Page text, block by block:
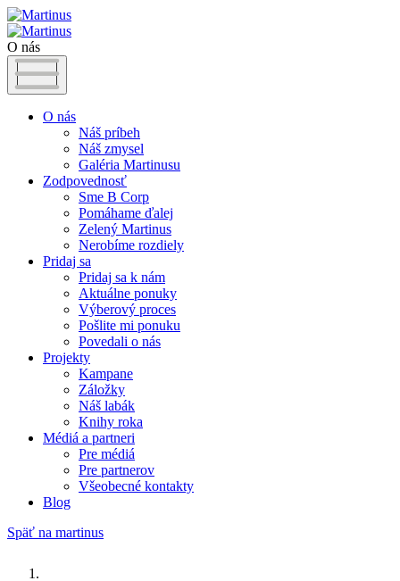
O nás
O nás
Náš príbeh
Náš zmysel
Galéria Martinusu
Zodpovednosť
Sme B Corp
Pomáhame ďalej
Zelený Martinus
Nerobíme rozdiely
Pridaj sa
Pridaj sa k nám
Aktuálne ponuky
Výberový proces
Pošlite mi ponuku
Povedali o nás
Projekty
Kampane
Záložky
Náš labák
Knihy roka
Médiá a partneri
Pre médiá
Pre partnerov
Všeobecné kontakty
Blog
Späť na martinus